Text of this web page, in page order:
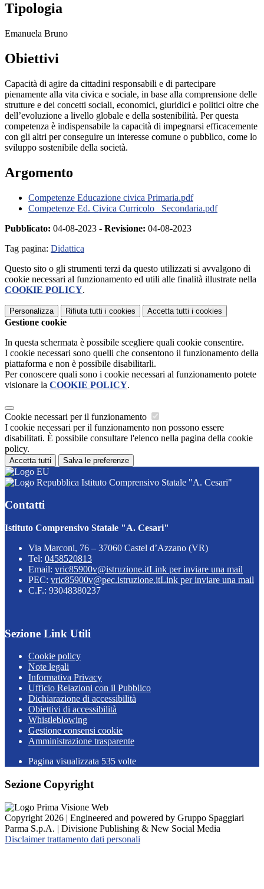
Tipologia
Emanuela Bruno
Obiettivi
Capacità di agire da cittadini responsabili e di partecipare
pienamente alla vita civica e sociale, in base alla comprensione delle
strutture e dei concetti sociali, economici, giuridici e politici oltre che
dell’evoluzione a livello globale e della sostenibilità. Per questa
competenza è indispensabile la capacità di impegnarsi efficacemente
con gli altri per conseguire un interesse comune o pubblico, come lo
sviluppo sostenibile della società.
Argomento
Competenze Educazione civica Primaria.pdf
Competenze Ed. Civica Curricolo_ Secondaria.pdf
Pubblicato: 04-08-2023 - Revisione: 04-08-2023
Tag pagina: Didattica
Questo sito o gli strumenti terzi da questo utilizzati si avvalgono di
cookie necessari al funzionamento ed utili alle finalità illustrate nella
COOKIE POLICY.
Personalizza Rifiuta tutti i cookies Accetta tutti i cookies
Gestione cookie
In questa schermata è possibile scegliere quali cookie consentire.
I cookie necessari sono quelli che consentono il funzionamento della
piattaforma e non è possibile disabilitarli.
Per conoscere quali sono i cookie necessari al funzionamento potete
visionare la COOKIE POLICY.
Cookie necessari per il funzionamento
I cookie necessari per il funzionamento non possono essere
disabilitati. È possibile consultare l'elenco nella pagina della cookie
policy.
Accetta tutti Salva le preferenze
Istituto Comprensivo Statale "A. Cesari"
Contatti
Istituto Comprensivo Statale "A. Cesari"
Via Marconi, 76 – 37060 Castel d’Azzano (VR)
Tel: 0458520813
Email: vric85900v@istruzione.itLink per inviare una mail
PEC: vric85900v@pec.istruzione.itLink per inviare una mail
C.F.: 93048380237
Sezione Link Utili
Cookie policy
Note legali
Informativa Privacy
Ufficio Relazioni con il Pubblico
Dichiarazione di accessibilità
Obiettivi di accessibilità
Whistleblowing
Gestione consensi cookie
Amministrazione trasparente
Pagina visualizzata 535 volte
Sezione Copyright
Copyright 2026 | Engineered and powered by Gruppo Spaggiari
Parma S.p.A. | Divisione Publishing & New Social Media
Disclaimer trattamento dati personali